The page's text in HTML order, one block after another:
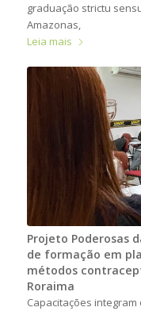
graduação strictu
Amazonas,
Leia mais
Projeto Poderosas
de formação em
métodos
Roraima
Capacitações